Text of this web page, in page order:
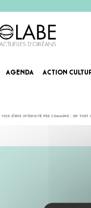
AGENDA ACTION
voix d’une intensité peu commune : un